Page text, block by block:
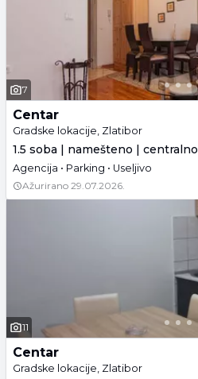
7
Centar
Gradske lokacije, Zlatibor
1.5 soba | namešteno | centralno
Agencija • Parking • Useljivo
Ažurirano 29.07.2026.
11
Centar
Gradske lokacije, Zlatibor